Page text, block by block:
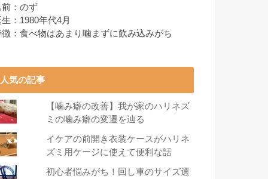
前：のず
：1980年代4月
徴：食べ物はあまり噛まずに飲み込みがち
人気の記事
【噛み癖の改善】我が家のハリネズ
ミの噛み癖の変遷を辿る
イケアの前開き衣装ケースがハリネ
ズミ用ケージに使えて便利な話
初心者悩みがち！回し車のサイズ選